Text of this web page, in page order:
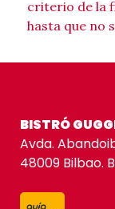
criterio de la
hasta que no
BISTRÓ
Avda.
48009 Bilbao.